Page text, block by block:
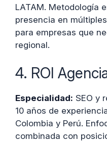
LATAM. Metodología
presencia en
para empresas que
regional.
4. ROI
Especialidad: SEO y
10 años de
Colombia y Perú.
combinada con